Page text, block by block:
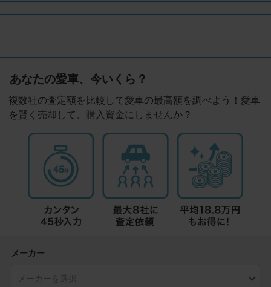
あなたの愛車、今いくら？
複数社の査定額を比較して愛車の最高額を調べよう！愛車
を賢く売却して、購入資金にしませんか？
メーカー